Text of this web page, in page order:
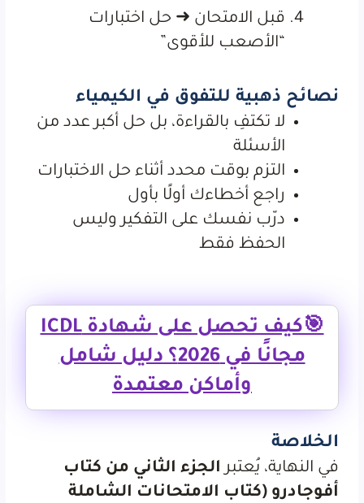
قبل الامتحان ➜ حل اختبارات
“الأصعب للأقوى”
نصائح ذهبية للتفوق في الكيمياء
لا تكتفِ بالقراءة، بل حل أكبر عدد من
الأسئلة
التزم بوقت محدد أثناء حل الاختبارات
راجع أخطاءك أولًا بأول
درّب نفسك على التفكير وليس
الحفظ فقط
🎯كيف تحصل على شهادة ICDL
مجانًا في 2026؟ دليل شامل
وأماكن معتمدة
الخلاصة
في النهاية، يُعتبر الجزء الثاني من كتاب
أفوجادرو (كتاب الامتحانات الشاملة